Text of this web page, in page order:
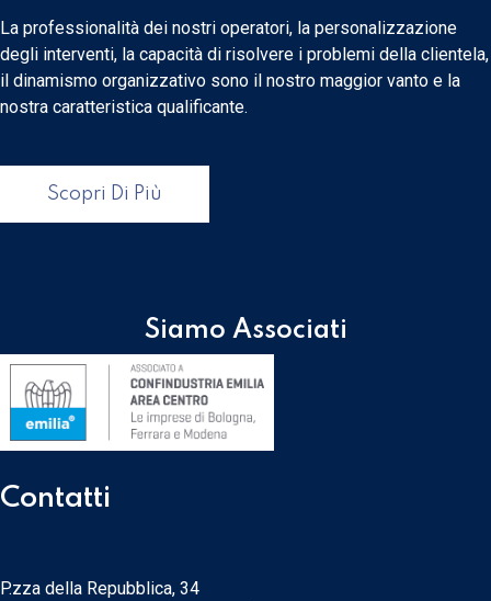
La professionalità dei nostri operatori, la personalizzazione
degli interventi, la capacità di risolvere i problemi della clientela,
il dinamismo organizzativo sono il nostro maggior vanto e la
nostra caratteristica qualificante.
Scopri Di Più
Siamo Associati
Contatti
P.zza della Repubblica, 34